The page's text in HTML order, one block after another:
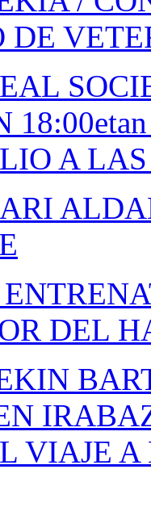
DE
A
DEL
VIAJE